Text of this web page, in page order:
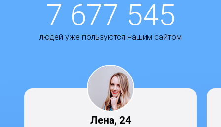
7 677 545
людей уже пользуются нашим сайтом
Лена, 24